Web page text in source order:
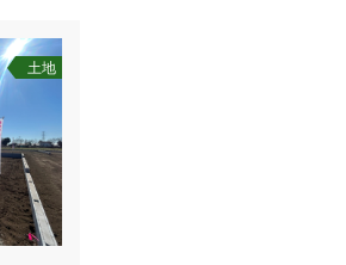
土地
日高市高萩東三丁目5-7